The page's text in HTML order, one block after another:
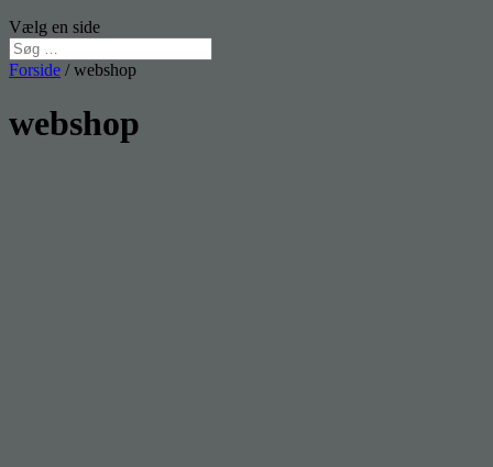
Vælg en side
Forside / webshop
webshop